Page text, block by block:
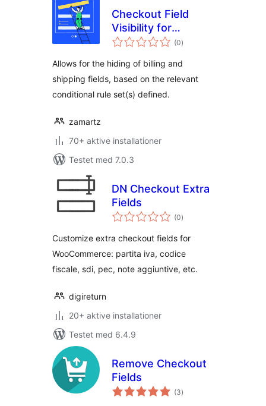
Checkout Field
Visibility for
eCommerce (0totale
bedømmelser
)
Allows for the hiding of billing and
shipping fields, based on the relevant
conditional rule set(s) defined.
zamartz
70+ aktive installationer
Testet med 7.0.3
DN Checkout Extra
Fields
(0totale
bedømmelser
)
Customize extra checkout fields for
WooCommerce: partita iva, codice
fiscale, sdi, pec, note aggiuntive, etc.
digireturn
20+ aktive installationer
Testet med 6.4.9
Remove Checkout
Fields
(3totale
bedømmelser
)